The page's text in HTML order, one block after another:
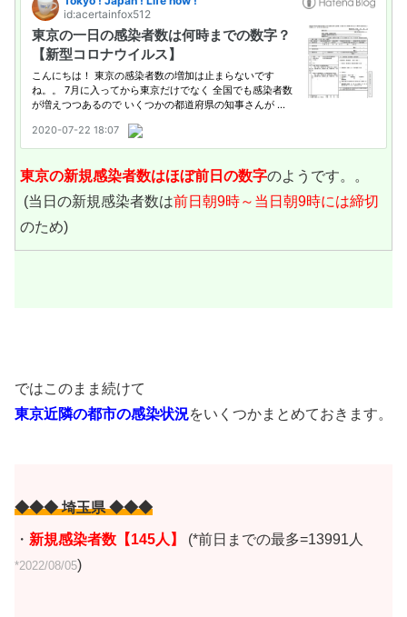
東京の新規感染者数はほぼ前日の数字のようです。。
(当日の新規感染者数は前日朝9時～当日朝9時には締切
のため)
ではこのまま続けて
東京近隣の都市の感染状況をいくつかまとめておきます。
◆◆◆ 埼玉県 ◆◆◆
・ 新規感染者数【145人】 (*前日までの最多=13991人
*2022/08/05)